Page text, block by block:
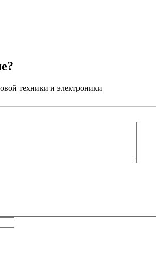
техники и электроники